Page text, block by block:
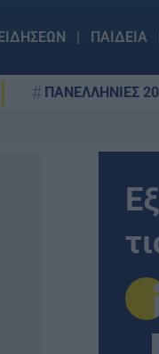
ΠΑΙΔΕΙΑ
ΠΑΝΕΛΛΗΝΙΕΣ